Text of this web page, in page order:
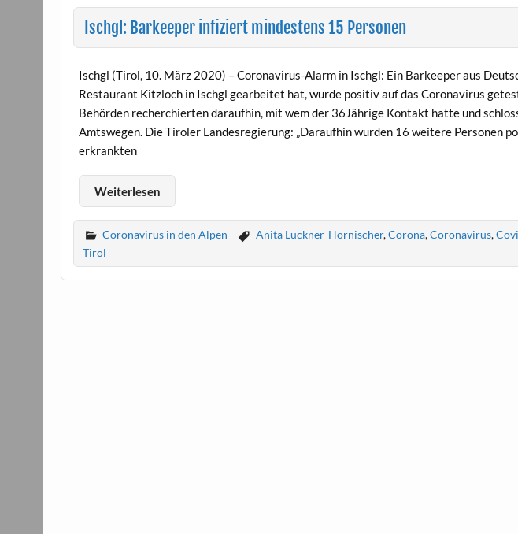
Ischgl: Barkeeper infiziert mindestens 15 Personen
Ischgl (Tirol, 10. März 2020) – Coronavirus-Alarm in Ischgl: Ein Barkeeper aus
Restaurant Kitzloch in Ischgl gearbeitet hat, wurde positiv auf das Coronavirus
Behörden recherchierten daraufhin, mit wem der 36Jährige Kontakt hatte und
Amtswegen. Die Tiroler Landesregierung: „Daraufhin wurden 16 weitere Personen
erkrankten
Weiterlesen
Coronavirus in den Alpen Anita Luckner-Hornischer,Corona,Coronavirus,
Tirol